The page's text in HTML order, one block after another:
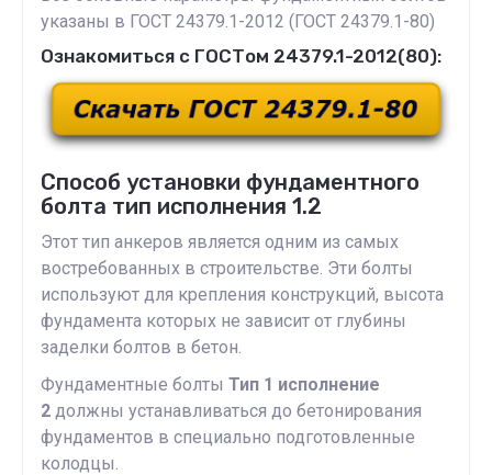
указаны в ГОСТ 24379.1-2012 (ГОСТ 24379.1-80)
Ознакомиться с ГОСТом 24379.1-2012(80):
Способ установки фундаментного
болта тип исполнения 1.2
Этот тип анкеров является одним из самых
востребованных в строительстве. Эти болты
используют для крепления конструкций, высота
фундамента которых не зависит от глубины
заделки болтов в бетон.
Фундаментные болты Тип 1 исполнение
2 должны устанавливаться до бетонирования
фундаментов в специально подготовленные
колодцы.